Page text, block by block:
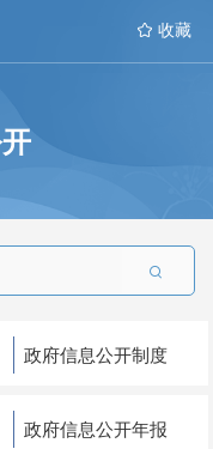
 收藏

政府信息公开制度
政府信息公开年报